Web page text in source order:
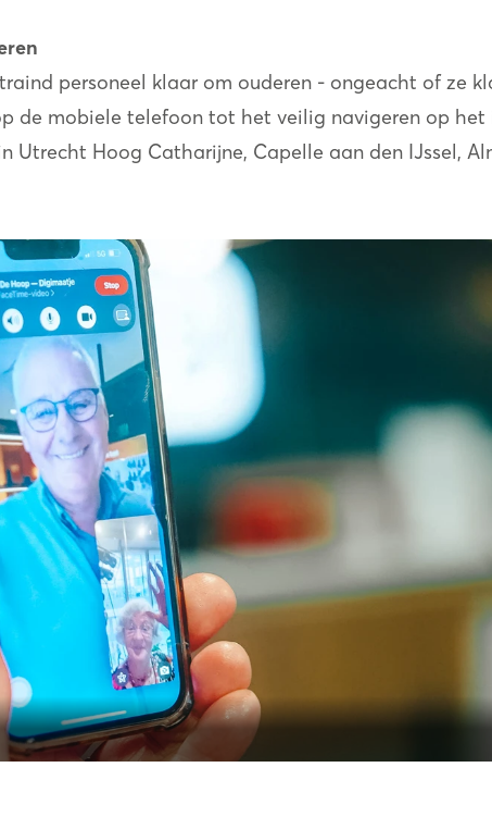
personeel klaar om ouderen - ongeacht of ze
de mobiele telefoon tot het veilig navigeren op
Hoog Catharijne, Capelle aan den IJssel,